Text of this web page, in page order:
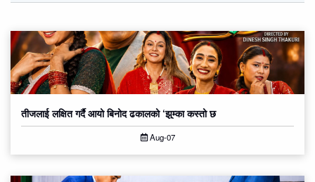
तीजलाई लक्षित गर्दै आयो बिनोद ढकालको ‘झुम्का कस्तो छ
Aug-07